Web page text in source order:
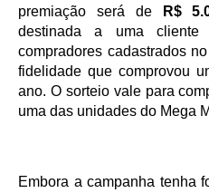
premiação será de
R$
destinada a uma
compradores cadastrados no
fidelidade que comprovou
ano. O sorteio vale para
uma das unidades do Mega
Embora a campanha tenha